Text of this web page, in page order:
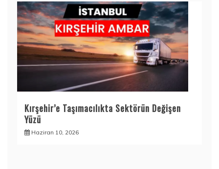
Kırşehir’e Taşımacılıkta Sektörün Değişen
Yüzü
Haziran 10, 2026